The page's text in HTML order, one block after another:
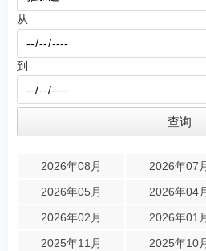
从
到
2026年08月 2026年07
2026年05月
2026年04
2026年02月
2026年01
2025年11月
2025年10